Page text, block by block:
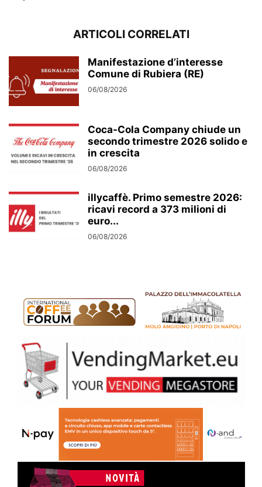
ARTICOLI CORRELATI
Manifestazione d’interesse
Comune di Rubiera (RE)
06/08/2026
Coca-Cola Company chiude un
secondo trimestre 2026 solido e
in crescita
06/08/2026
illycaffè. Primo semestre 2026:
ricavi record a 373 milioni di
euro...
06/08/2026